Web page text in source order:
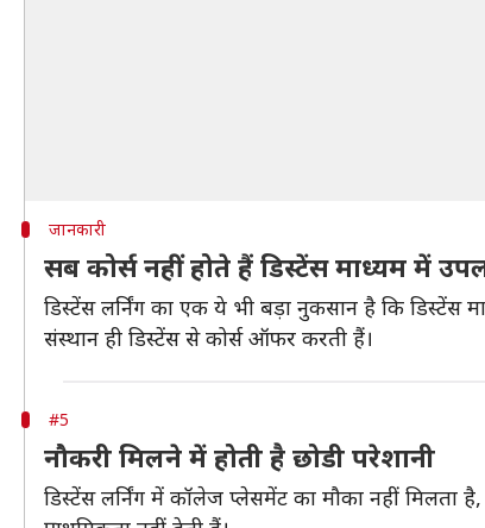
जानकारी
सब कोर्स नहीं होते हैं डिस्टेंस माध्यम में
डिस्टेंस लर्निंग का एक ये भी बड़ा नुकसान है कि
संस्थान ही डिस्टेंस से कोर्स ऑफर करती हैं।
#5
नौकरी मिलने में होती है छोडी परेशानी
डिस्टेंस लर्निंग में कॉलेज प्लेसमेंट का मौका नहीं मिलता